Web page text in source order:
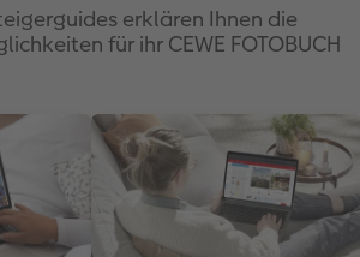
erklären Ihnen die
für ihr CEWE FOTOBUCH